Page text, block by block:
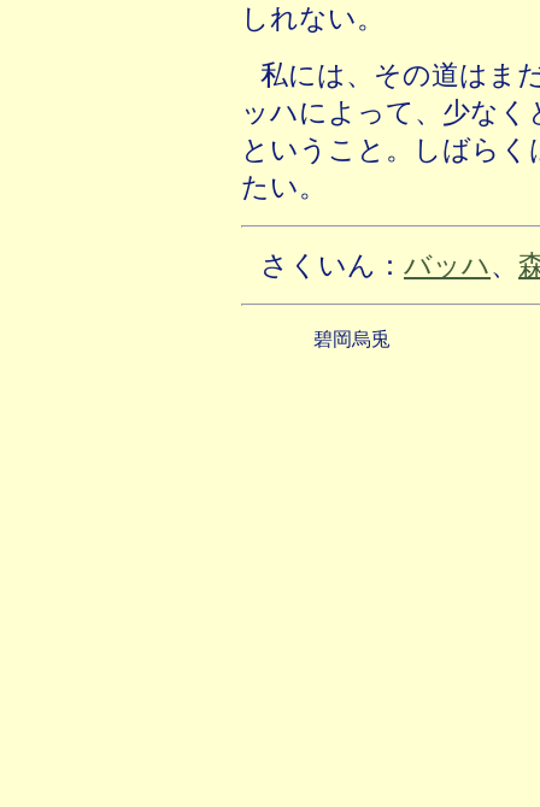
しれない。
私には、その道はま
ッハによって、少な
ということ。しばら
たい。
さくいん： バッハ、
碧岡烏兎